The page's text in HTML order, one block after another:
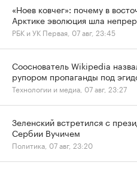
«Ноев ковчег»: почему в
Арктике эволюция шла
РБК и УК Первая, 07 авг, 23:45
Сооснователь Wikipedia
рупором пропаганды под
Технологии и медиа, 07 авг, 23:27
Зеленский встретился с
Сербии Вучичем
Политика, 07 авг, 23:20